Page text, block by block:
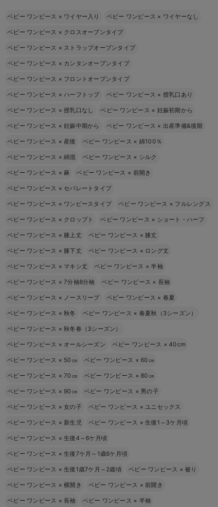
ベビー ワンピース × ワイヤー入り ベビー ワンピース × ワイヤーなし
ベビー ワンピース × クロスオープンタイプ
ベビー ワンピース × ストラップオープンタイプ
ベビー ワンピース × カンタンオープンタイプ
ベビー ワンピース × フロントオープンタイプ
ベビー ワンピース ×ハーフトップ ベビー ワンピース × 授乳口あり
ベビー ワンピース ×授乳口なし ベビー ワンピース × 妊娠初期から
ベビー ワンピース ×妊娠中期から ベビー ワンピース × 出産準備&後期
ベビー ワンピース × 産後 ベビー ワンピース × 綿100％
ベビー ワンピース ×綿混 ベビー ワンピース × シルク
ベビー ワンピース × 麻 ベビー ワンピース × 前開き
ベビー ワンピース × セパレートタイプ
ベビー ワンピース × ワンピースタイプ ベビー ワンピース × フルレングス
ベビー ワンピース × クロップト ベビー ワンピース × ショート・ハーフ
ベビー ワンピース × 膝上丈 ベビー ワンピース × 膝丈
ベビー ワンピース × 膝下丈 ベビー ワンピース × ロング丈
ベビー ワンピース × マキシ丈 ベビー ワンピース ×半袖
ベビー ワンピース ×7分袖8分袖 ベビー ワンピース × 長袖
ベビー ワンピース × ノースリーブ ベビー ワンピース × 春夏
ベビー ワンピース ×秋冬 ベビー ワンピース × 春夏秋（3シーズン）
ベビー ワンピース ×秋冬春（3シーズン）
ベビー ワンピース × オールシーズン ベビー ワンピース ×40cm
ベビー ワンピース × 50㎝ ベビー ワンピース × 60㎝
ベビー ワンピース ×70㎝ ベビー ワンピース × 80㎝
ベビー ワンピース × 90㎝ ベビー ワンピース × 男の子
ベビー ワンピース ×女の子 ベビー ワンピース ×ユニセックス
ベビー ワンピース × 新生児 ベビー ワンピース ×生後1～3ケ月頃
ベビー ワンピース ×生後4～6ケ月頃
ベビー ワンピース ×生後7ケ月～1歳6ケ月頃
ベビー ワンピース ×生後1歳7ケ月～2歳頃 ベビー ワンピース ×被り
ベビー ワンピース ×横開き ベビー ワンピース ×前開き
ベビー ワンピース ×長袖 ベビー ワンピース × 半袖